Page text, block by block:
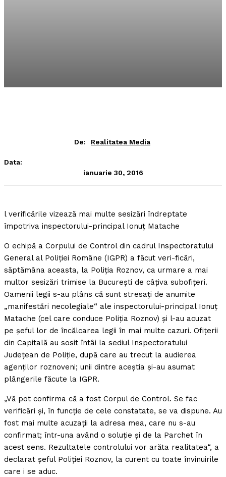
De: Realitatea Media
Data:
ianuarie 30, 2016
l verificările vizează mai multe sesizări îndreptate
împotriva inspectorului-principal Ionuţ Matache
O echipă a Corpului de Control din cadrul Inspectoratului
General al Poliţiei Române (IGPR) a făcut veri-ficări,
săptămâna aceasta, la Poliţia Roznov, ca urmare a mai
multor sesizări trimise la Bucureşti de câţiva subofiţeri.
Oamenii legii s-au plâns că sunt stresaţi de anumite
„manifestări necolegiale“ ale inspectorului-principal Ionuţ
Matache (cel care conduce Poliţia Roznov) şi l-au acuzat
pe şeful lor de încălcarea legii în mai multe cazuri. Ofiţerii
din Capitală au sosit întâi la sediul Inspectoratului
Judeţean de Poliţie, după care au trecut la audierea
agenţilor roznoveni; unii dintre aceştia şi-au asumat
plângerile făcute la IGPR.
„Vă pot confirma că a fost Corpul de Control. Se fac
verificări şi, în funcţie de cele constatate, se va dispune. Au
fost mai multe acuzaţii la adresa mea, care nu s-au
confirmat; într-una având o soluţie şi de la Parchet în
acest sens. Rezultatele controlului vor arăta realitatea“, a
declarat şeful Poliţiei Roznov, la curent cu toate învinuirile
care i se aduc.